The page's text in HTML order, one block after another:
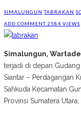
SIMALUNGUN TABRAKAN
ADD COMMENT 2584 VIEWS
Simalungun,
terjadi di depan Gudang
Siantar – Perdagangan
Sahkuda Kecamatan
Provinsi Sumatera